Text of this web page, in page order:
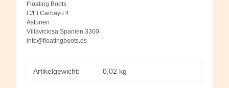
Floating Boots
C/El Carbayu 4
Asturien
Villaviciosa Spanien 3300
info@floatingboots.es
Artikelgewicht: 0,02 kg